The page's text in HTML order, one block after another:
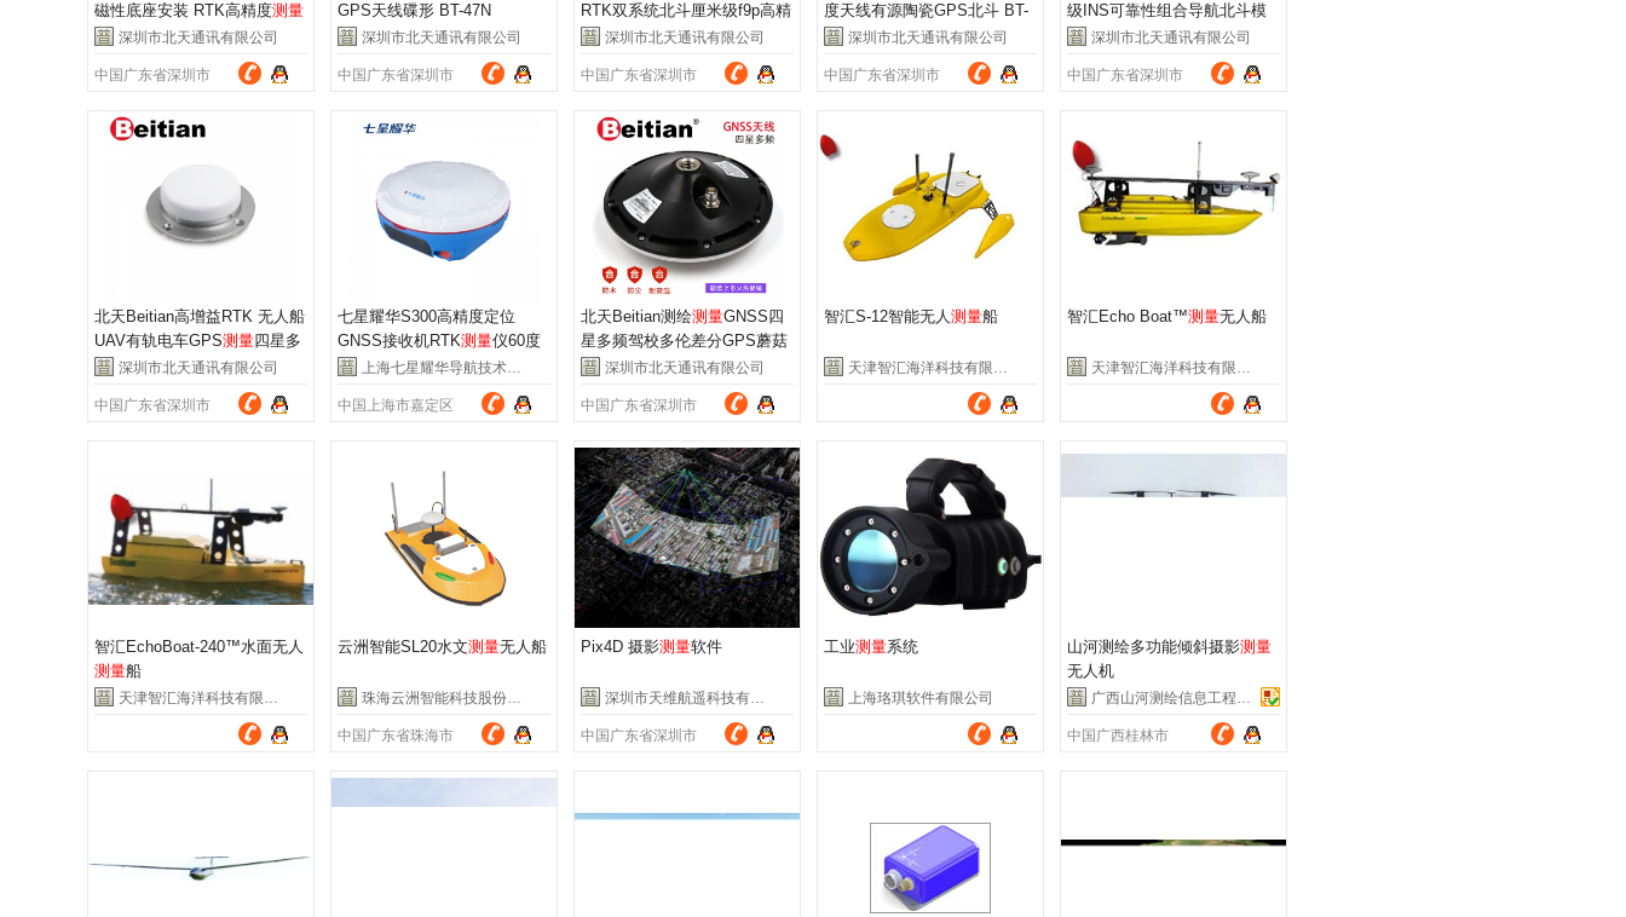
磁性底座安装 RTK高精度测量
型 BT-M90SD
深圳市北天通讯有限公司
中国广东省深圳市
GPS天线碟形 BT-47N
深圳市北天通讯有限公司
中国广东省深圳市
RTK双系统北斗厘米级f9p高精
度测量GPS模块
深圳市北天通讯有限公司
中国广东省深圳市
度天线有源陶瓷GPS北斗 BT-
3G43AJL5
深圳市北天通讯有限公司
中国广东省深圳市
级INS可靠性组合导航北斗模
块BT-B201E
深圳市北天通讯有限公司
中国广东省深圳市
北天Beitian高增益RTK 无人船
UAV有轨电车GPS测量四星多
频 航空天线 BT-3707A
深圳市北天通讯有限公司
中国广东省深圳市
七星耀华S300高精度定位
GNSS接收机RTK测量仪60度
倾斜惯导北斗GPS
上海七星耀华导航技术有限公司
中国上海市嘉定区
北天Beitian测绘测量GNSS四
星多频驾校多伦差分GPS蘑菇
头天线BT-300
深圳市北天通讯有限公司
中国广东省深圳市
智汇S-12智能无人测量船
天津智汇海洋科技有限公司
智汇Echo Boat™测量无人船
天津智汇海洋科技有限公司
智汇EchoBoat-240™水面无人
测量船
天津智汇海洋科技有限公司
云洲智能SL20水文测量无人船
珠海云洲智能科技股份有限公司
中国广东省珠海市
Pix4D 摄影测量软件
深圳市天维航遥科技有限公司
中国广东省深圳市
工业测量系统
上海珞琪软件有限公司
山河测绘多功能倾斜摄影测量
无人机
广西山河测绘信息工程有限公司
中国广西桂林市